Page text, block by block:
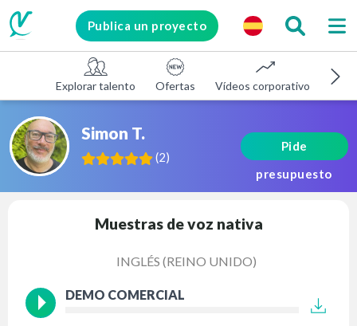
Publica un proyecto
Explorar talento Ofertas Vídeos corporativos E-
Simon T.
(2)
Pide
presupuesto
Muestras de voz nativa
INGLÉS (REINO UNIDO)
DEMO COMERCIAL